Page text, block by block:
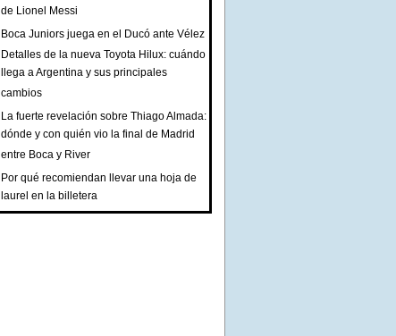
de Lionel Messi
Boca Juniors juega en el Ducó ante Vélez
Detalles de la nueva Toyota Hilux: cuándo
llega a Argentina y sus principales
cambios
La fuerte revelación sobre Thiago Almada:
dónde y con quién vio la final de Madrid
entre Boca y River
Por qué recomiendan llevar una hoja de
laurel en la billetera